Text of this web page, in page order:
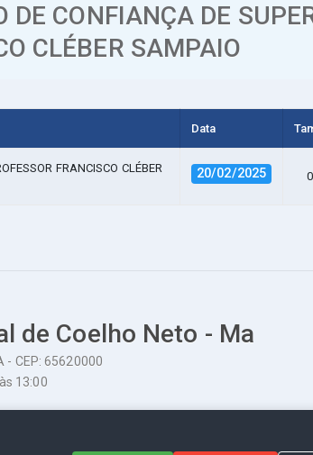
CONFIANÇA DE
CLÉBER SAMPAIO
Data
FRANCISCO CLÉBER
20/02/2025
de Coelho Neto - Ma
- CEP: 65620000
13:00